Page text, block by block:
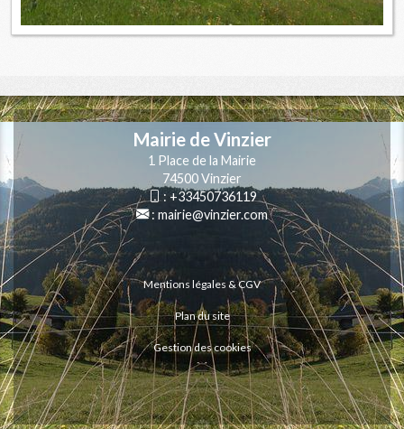
Mairie de Vinzier
1 Place de la Mairie
74500 Vinzier
: +33450736119
: mairie@vinzier.com
Mentions légales & CGV
Plan du site
Gestion des cookies